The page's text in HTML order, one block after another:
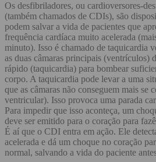
Os desfibriladores, ou cardioversores-
(também chamados de CDIs), são
podem salvar a vida de pacientes que
frequência cardíaca muito acelerada
minuto). Isso é chamado de taquicardia
as duas câmaras principais (ventrículos)
rápido (taquicardia) para bombear
corpo. A taquicardia pode levar a uma
que as câmaras não conseguem mais se
ventricular). Isso provoca uma parada
Para impedir que isso aconteça, um
deve ser emitido para o coração para
É aí que o CDI entra em ação. Ele
acelerada e dá um choque no coração
normal, salvando a vida do paciente